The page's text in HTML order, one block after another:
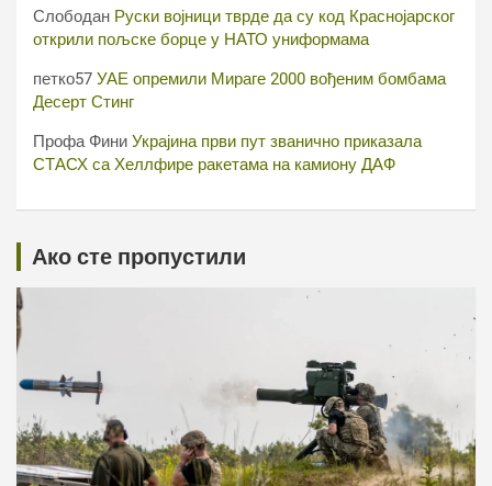
Слободан Руски војници тврде да су код Краснојарског
открили пољске борце у НАТО униформама
петко57 УАЕ опремили Мираге 2000 вођеним бомбама
Десерт Стинг
Профа Фини Украјина први пут званично приказала
СТАСХ са Хеллфире ракетама на камиону ДАФ
Ако сте пропустили